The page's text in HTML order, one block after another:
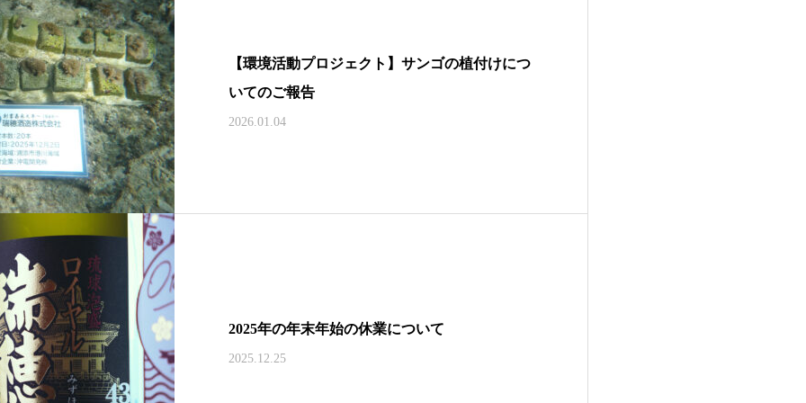
【環境活動プロジェクト】サンゴの植付けにつ
いてのご報告
2026.01.04
2025年の年末年始の休業について
2025.12.25